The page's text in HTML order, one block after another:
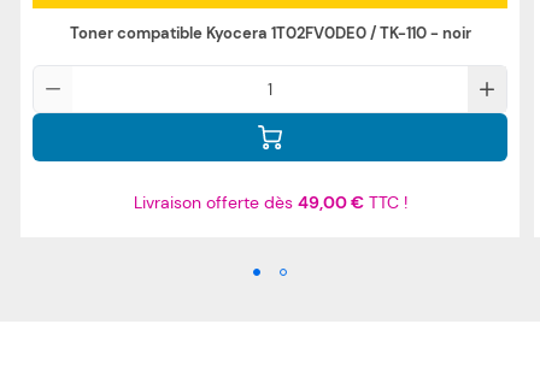
Toner compatible Kyocera 1T02FV0DE0 / TK-110 - noir
Livraison offerte dès 49,00 €TTC !